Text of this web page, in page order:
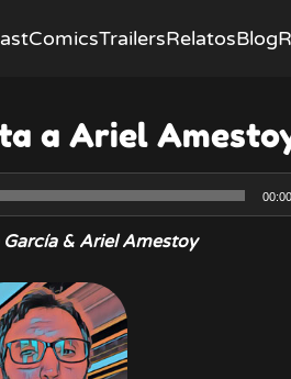
ComicsTrailersRelatosBlog
a Ariel
Reproductor
de
audio
00:00
García & Ariel Amestoy